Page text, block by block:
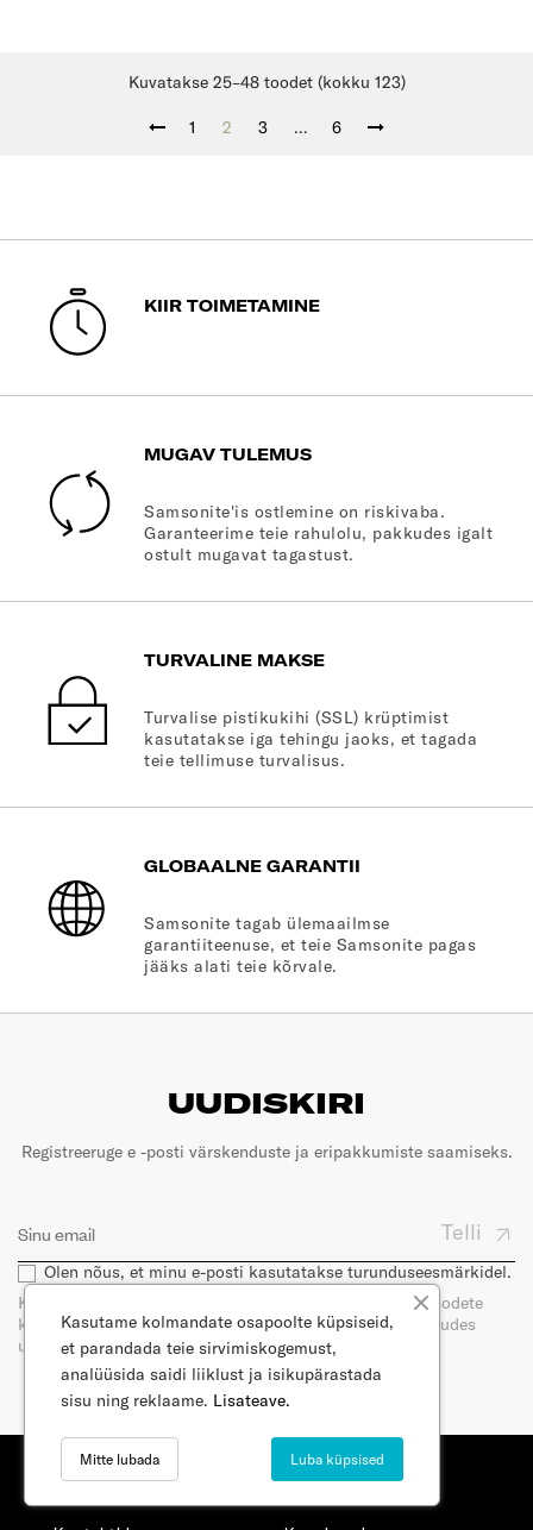
Kuvatakse 25–48 toodet (kokku 123)
1 2 3 … 6
KIIR TOIMETAMINE
MUGAV TULEMUS
Samsonite'is ostlemine on riskivaba.
Garanteerime teie rahulolu, pakkudes igalt
ostult mugavat tagastust.
TURVALINE MAKSE
Turvalise pistikukihi (SSL) krüptimist
kasutatakse iga tehingu jaoks, et tagada
teie tellimuse turvalisus.
GLOBAALNE GARANTII
Samsonite tagab ülemaailmse
garantiiteenuse, et teie Samsonite pagas
jääks alati teie kõrvale.
UUDISKIRI
Registreeruge e -posti värskenduste ja eripakkumiste saamiseks.
Telli
Olen nõus, et minu e-posti kasutatakse turunduseesmärkidel.
Kui tellite meie uudiskirja, saate e-posti teel uudiseid toodete
kohta. Saate oma nõusoleku igal ajal tagasi võtta, loobudes
uudiskirja tellimisest. Lugege meie privaatsuspoliitikat.
MINU TELLIMUSED KAUPLUSED
Kasutame kolmandate osapoolte küpsiseid,
et parandada teie sirvimiskogemust,
analüüsida saidi liiklust ja isikupärastada
sisu ning reklaame. Lisateave.
Luba küpsised
Mitte lubada